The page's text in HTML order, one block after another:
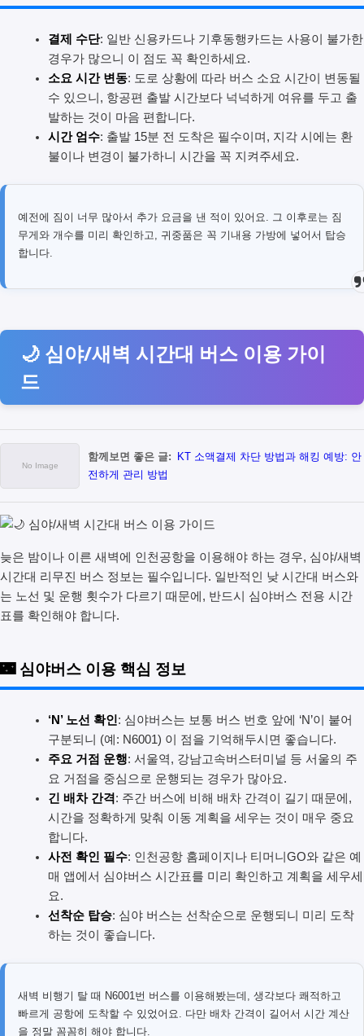
결제 수단: 일반 신용카드나 기후동행카드는 사용이 불가한
경우가 많으니 이 점도 꼭 확인하세요.
소요 시간 변동: 도로 상황에 따라 버스 소요 시간이 변동될
수 있으니, 항공편 출발 시간보다 넉넉하게 여유를 두고 출
발하는 것이 마음 편합니다.
시간 엄수: 출발 15분 전 도착은 필수이며, 지각 시에는 환
불이나 변경이 불가하니 시간을 꼭 지켜주세요.
예전에 짐이 너무 많아서 추가 요금을 낸 적이 있어요. 그 이후로는 짐
무게와 개수를 미리 확인하고, 귀중품은 꼭 기내용 가방에 넣어서 탑승
합니다.
🌙 심야/새벽 시간대 버스 이용 가이
드
함께보면 좋은 글:
KT 소액결제 차단 방법과 해킹 예방: 안
전하게 관리 방법
늦은 밤이나 이른 새벽에 인천공항을 이용해야 하는 경우, 심야/새벽
시간대 리무진 버스 정보는 필수입니다. 일반적인 낮 시간대 버스와
는 노선 및 운행 횟수가 다르기 때문에, 반드시 심야버스 전용 시간
표를 확인해야 합니다.
🌃 심야버스 이용 핵심 정보
‘N’ 노선 확인: 심야버스는 보통 버스 번호 앞에 ‘N’이 붙어
구분되니 (예: N6001) 이 점을 기억해두시면 좋습니다.
주요 거점 운행: 서울역, 강남고속버스터미널 등 서울의 주
요 거점을 중심으로 운행되는 경우가 많아요.
긴 배차 간격: 주간 버스에 비해 배차 간격이 길기 때문에,
시간을 정확하게 맞춰 이동 계획을 세우는 것이 매우 중요
합니다.
사전 확인 필수: 인천공항 홈페이지나 티머니GO와 같은 예
매 앱에서 심야버스 시간표를 미리 확인하고 계획을 세우세
요.
선착순 탑승: 심야 버스는 선착순으로 운행되니 미리 도착
하는 것이 좋습니다.
새벽 비행기 탈 때 N6001번 버스를 이용해봤는데, 생각보다 쾌적하고
빠르게 공항에 도착할 수 있었어요. 다만 배차 간격이 길어서 시간 계산
을 정말 꼼꼼히 해야 합니다.